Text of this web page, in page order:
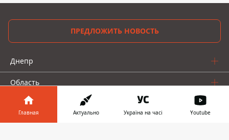
ПРЕДЛОЖИТЬ НОВОСТЬ
Днепр
Область
Украина
Реклама
Главная Актуально Україна на часі Youtube